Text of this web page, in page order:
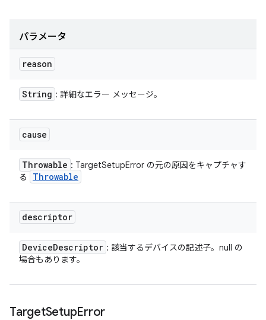
パラメータ
reason
String : 詳細なエラー メッセージ。
cause
Throwable : TargetSetupError の元の原因をキャプチャす
る
Throwable
descriptor
DeviceDescriptor : 該当するデバイスの記述子。null の
場合もあります。
TargetSetupError